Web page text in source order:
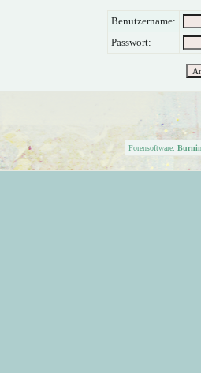
Benutzername:
Passwort:
Forensoftware: